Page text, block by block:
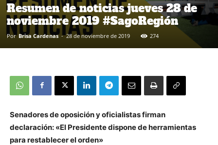
Resumen de noticias jueves 28 de
noviembre 2019 #SagoRegión
Por Brisa Cardenas - 28 de noviembre de 2019 274
Senadores de oposición y oficialistas firman
declaración: «El Presidente dispone de herramientas
para restablecer el orden»